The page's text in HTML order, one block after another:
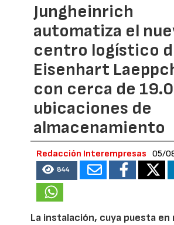
Jungheinrich
automatiza el
centro logístico
Eisenhart
con cerca de
ubicaciones de
almacenamiento
Redacción Interempresas 05/
844
La instalación, cuya puesta en